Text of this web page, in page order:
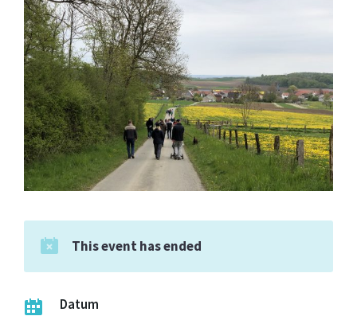
This event has ended
Datum